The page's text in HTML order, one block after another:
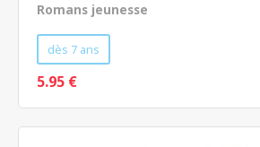
Romans jeunesse
dès 7 ans
5.95 €